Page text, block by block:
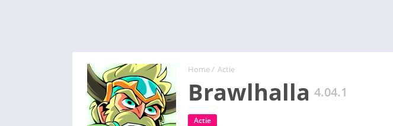
Home/ Actie
Brawlhalla 4.04.1
Actie